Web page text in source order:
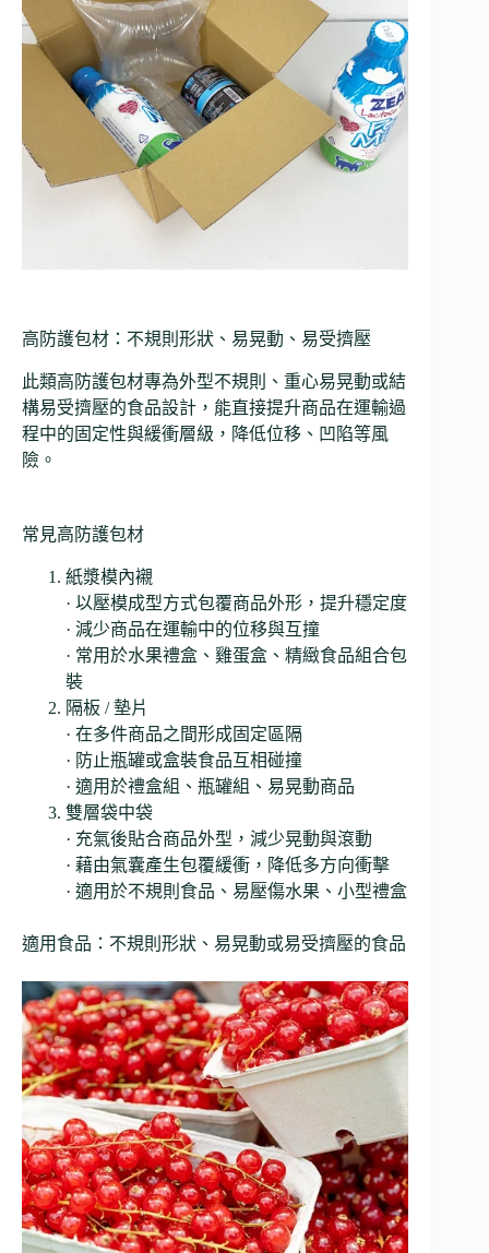
高防護包材：不規則形狀、易晃動、易受擠壓
此類高防護包材專為外型不規則、重心易晃動或結
構易受擠壓的食品設計，能直接提升商品在運輸過
程中的固定性與緩衝層級，降低位移、凹陷等風
險。
常見高防護包材
紙漿模內襯
· 以壓模成型方式包覆商品外形，提升穩定度
· 減少商品在運輸中的位移與互撞
· 常用於水果禮盒、雞蛋盒、精緻食品組合包
裝
隔板 / 墊片
· 在多件商品之間形成固定區隔
· 防止瓶罐或盒裝食品互相碰撞
· 適用於禮盒組、瓶罐組、易晃動商品
雙層袋中袋
· 充氣後貼合商品外型，減少晃動與滾動
· 藉由氣囊產生包覆緩衝，降低多方向衝擊
· 適用於不規則食品、易壓傷水果、小型禮盒
適用食品：不規則形狀、易晃動或易受擠壓的食品